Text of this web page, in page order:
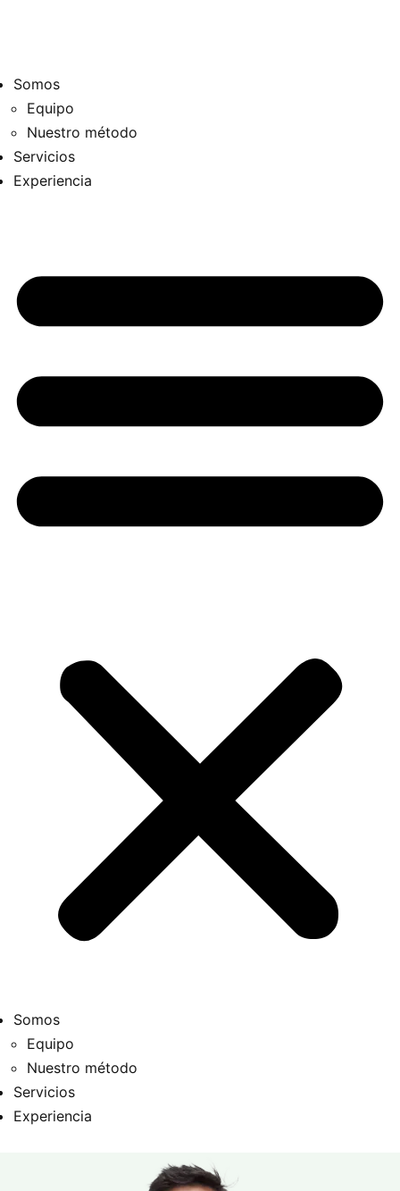
Somos
Equipo
Nuestro método
Servicios
Experiencia
Somos
Equipo
Nuestro método
Servicios
Experiencia